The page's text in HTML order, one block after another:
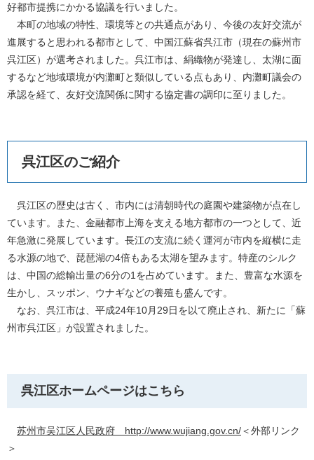
好都市提携にかかる協議を行いました。
本町の地域の特性、環境等との共通点があり、今後の友好交流が
進展すると思われる都市として、中国江蘇省呉江市（現在の蘇州市
呉江区）が選考されました。呉江市は、絹織物が発達し、太湖に面
するなど地域環境が内灘町と類似している点もあり、内灘町議会の
承認を経て、友好交流関係に関する協定書の調印に至りました。
呉江区のご紹介
呉江区の歴史は古く、市内には清朝時代の庭園や建築物が点在し
ています。また、金融都市上海を支える地方都市の一つとして、近
年急激に発展しています。長江の支流に続く運河が市内を縦横に走
る水源の地で、琵琶湖の4倍もある太湖を望みます。特産のシルク
は、中国の総輸出量の6分の1を占めています。また、豊富な水源を
生かし、スッポン、ウナギなどの養殖も盛んです。
なお、呉江市は、平成24年10月29日を以て廃止され、新たに「蘇
州市呉江区」が設置されました。
呉江区ホームページはこちら
苏州市吴江区人民政府 http://www.wujiang.gov.cn/＜外部リンク
＞